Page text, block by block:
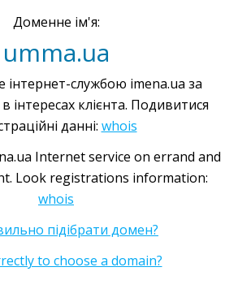
Доменне ім'я:
umma.ua
інтернет-службою imena.ua за
інтересах клієнта. Подивитися
данні: whois
Internet service on errand and
Look registrations information:
whois
підібрати домен?
to choose a domain?